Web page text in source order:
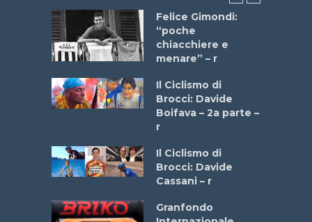
Felice Gimondi:
“poche
chiacchiere e
menare” – r
Il Ciclismo di
Brocci: Davide
Boifava – 2a parte –
r
Il Ciclismo di
Brocci: Davide
Cassani – r
Granfondo